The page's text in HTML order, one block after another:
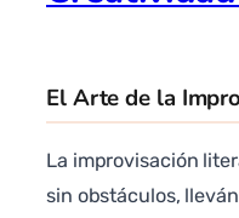
El Arte de la
La improvisación
sin obstáculos,